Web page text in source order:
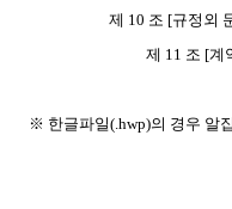
제 10 조 [규정외
제 11 조 [계
※ 한글파일(.hwp)의 경우 알